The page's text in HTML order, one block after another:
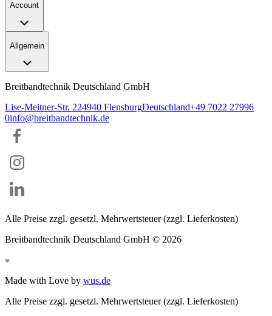
Account
Allgemein
Breitbandtechnik Deutschland GmbH
Lise-Meitner-Str. 224940 FlensburgDeutschland+49 7022 27996
0info@breitbandtechnik.de
Alle Preise zzgl. gesetzl. Mehrwertsteuer (zzgl. Lieferkosten)
Breitbandtechnik Deutschland GmbH © 2026
Made with Love by wus.de
Alle Preise zzgl. gesetzl. Mehrwertsteuer (zzgl. Lieferkosten)